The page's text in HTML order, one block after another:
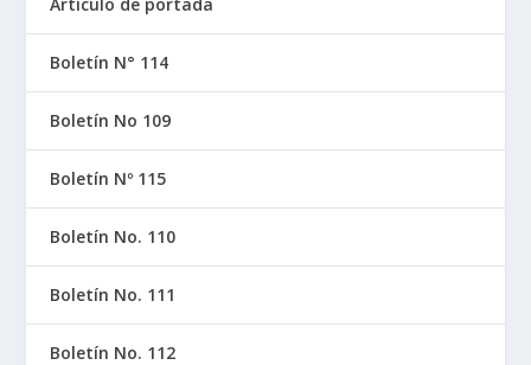
Boletín N° 114
Boletín No 109
Boletín Nº 115
Boletín No. 110
Boletín No. 111
Boletín No. 112